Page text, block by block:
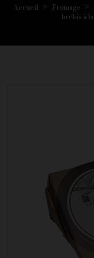
Accueil Fromage
brebis à